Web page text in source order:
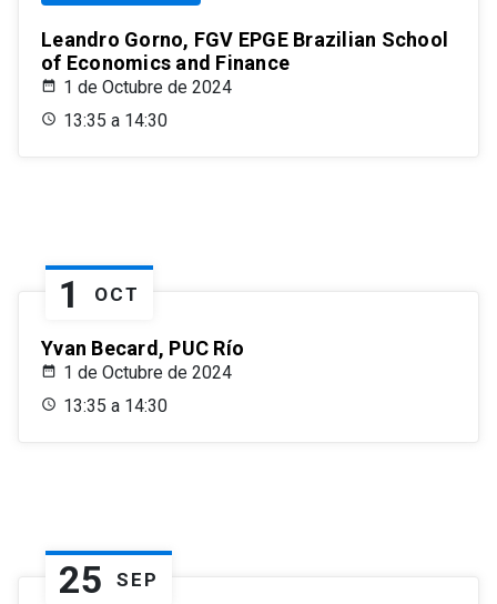
Leandro Gorno, FGV EPGE Brazilian School
of Economics and Finance
1 de Octubre de 2024
13:35 a 14:30
1 OCT
Yvan Becard, PUC Río
1 de Octubre de 2024
13:35 a 14:30
25 SEP